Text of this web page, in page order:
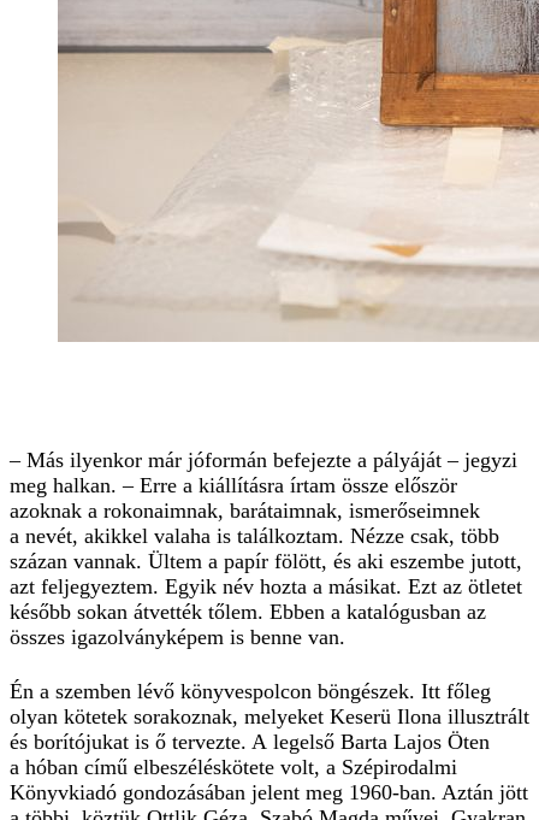
– Más ilyenkor már jóformán befejezte a pályáját – jegyzi
meg halkan. – Erre a kiállításra írtam össze először
azoknak a rokonaimnak, barátaimnak, ismerőseimnek
a nevét, akikkel valaha is találkoztam. Nézze csak, több
százan vannak. Ültem a papír fölött, és aki eszembe jutott,
azt feljegyeztem. Egyik név hozta a másikat. Ezt az ötletet
később sokan átvették tőlem. Ebben a katalógusban az
összes igazolványképem is benne van.
Én a szemben lévő könyvespolcon böngészek. Itt főleg
olyan kötetek sorakoznak, melyeket Keserü Ilona illusztrált
és borítójukat is ő tervezte. A legelső Barta Lajos Öten
a hóban című elbeszéléskötete volt, a Szépirodalmi
Könyvkiadó gondozásában jelent meg 1960-ban. Aztán jött